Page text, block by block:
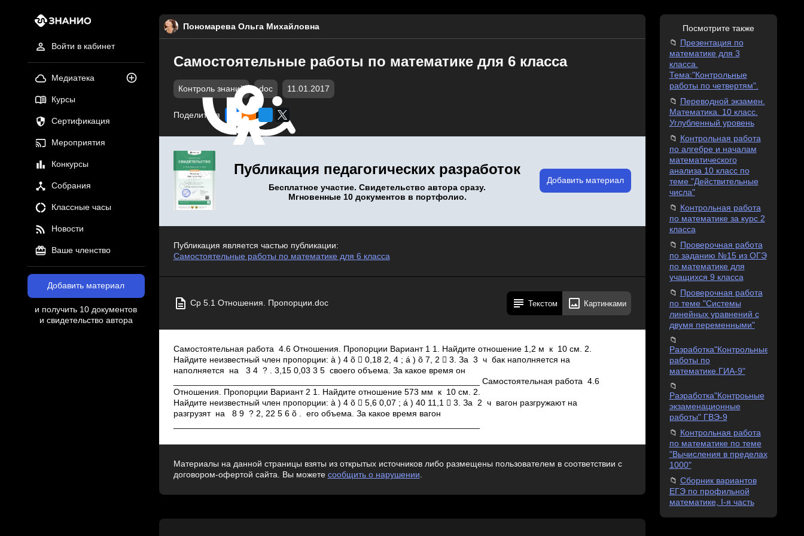
Войти в кабинет
Медиатека
Курсы
Сертификация
Мероприятия
Конкурсы
Собрания
Классные часы
Новости
Ваше членство
Добавить материал
и получить 10 документов
и свидетельство автора
Пономарева Ольга Михайловна
Самостоятельные работы по математике для 6 класса
Контроль знаний doc 11.01.2017
Поделиться
Публикация педагогических разработок
Бесплатное участие. Свидетельство автора сразу.
Мгновенные 10 документов в портфолио.
Добавить материал
Публикация является частью публикации:
Самостоятельные работы по математике для 6 класса
Ср 5.1 Отношения. Пропорции.doc Текстом Картинками
Самостоятельная работа 4.6 Отношения. Пропорции Вариант 1 1. Найдите отношение 1,2 м к 10 см. 2.
Найдите неизвестный член пропорции: à ) 4 õ  0,18 2, 4 ; á ) õ 7, 2  3. За 3 ч бак наполняется на
наполняется на 3 4 ? . 3,15 0,03 3 5 своего объема. За какое время он
________________________________________________________________ Самостоятельная работа 4.6
Отношения. Пропорции Вариант 2 1. Найдите отношение 573 мм к 10 см. 2.
Найдите неизвестный член пропорции: à ) 4 õ  5,6 0,07 ; á ) 40 11,1  3. За 2 ч вагон разгружают на
разгрузят на 8 9 ? 2, 22 5 6 õ . его объема. За какое время вагон
Материалы на данной страницы взяты из открытых источников либо размещены пользователем в соответствии с
договором-офертой сайта. Вы можете сообщить о нарушении.
Посмотрите также
Презентация по
математике для 3
класса.
Тема:"Контрольные
работы по четвертям".
Переводной экзамен.
Математика. 10 класс.
Углубленный уровень
Контрольная работа
по алгебре и началам
математического
анализа 10 класс по
теме "Действительные
числа"
Контрольная работа
по математике за курс 2
класса
Проверочная работа
по заданию №15 из ОГЭ
по математике для
учащихся 9 класса
Проверочная работа
по теме "Системы
линейных уравнений с
двумя переменными"
Разработка"Контрольные
работы по
математике.ГИА-9"
Разработка"Контроьные
экзаменационные
работы" ГВЭ-9
Контрольная работа
по математике по теме
"Вычисления в пределах
1000"
Сборник вариантов
ЕГЭ по профильной
математике, I-я часть